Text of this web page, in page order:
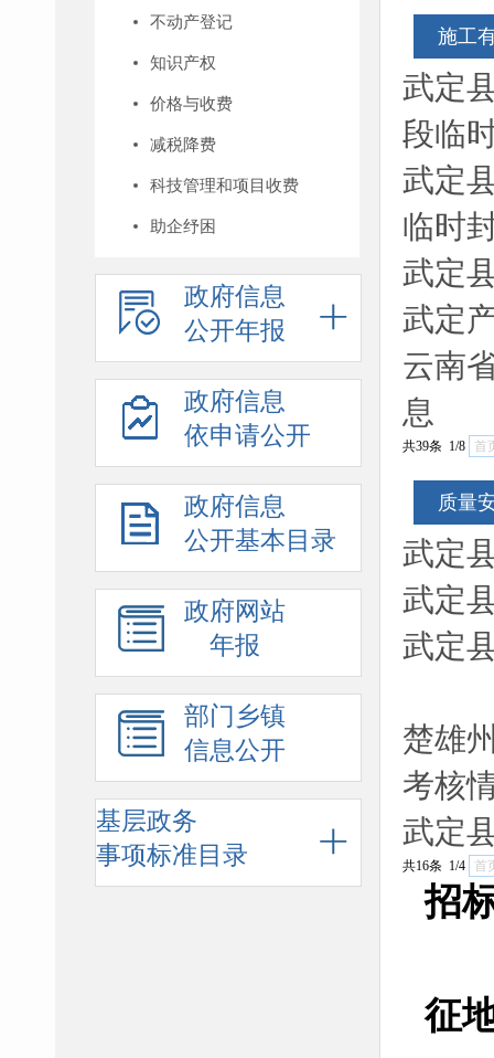
不动产登记
知识产权
价格与收费
减税降费
科技管理和项目收费
助企纾困
政府信息
公开年报
政府信息
依申请公开
政府信息
公开基本目录
政府网站
年报
部门乡镇
信息公开
基层政务
事项标准目录
施工
武定
段临
武定
临时
武定
武定
云南
息
共39条 1/8 首
质量
武定
武定
武定
楚雄
考核
武定
共16条 1/4 首
招
征